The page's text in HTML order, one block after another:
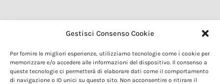
Gestisci Consenso Cookie
Per fornire le migliori esperienze, utilizziamo tecnologie come i cookie per
memorizzare e/o accedere alle informazioni del dispositivo. Il consenso a
queste tecnologie ci permetterà di elaborare dati come il comportamento
di navigazione o ID unici su questo sito. Non acconsentire o ritirare il
Glossario DOP IGP
Marchi DOP IGP
Normativa prodotti DOP IGP
Consorzi di Tutela